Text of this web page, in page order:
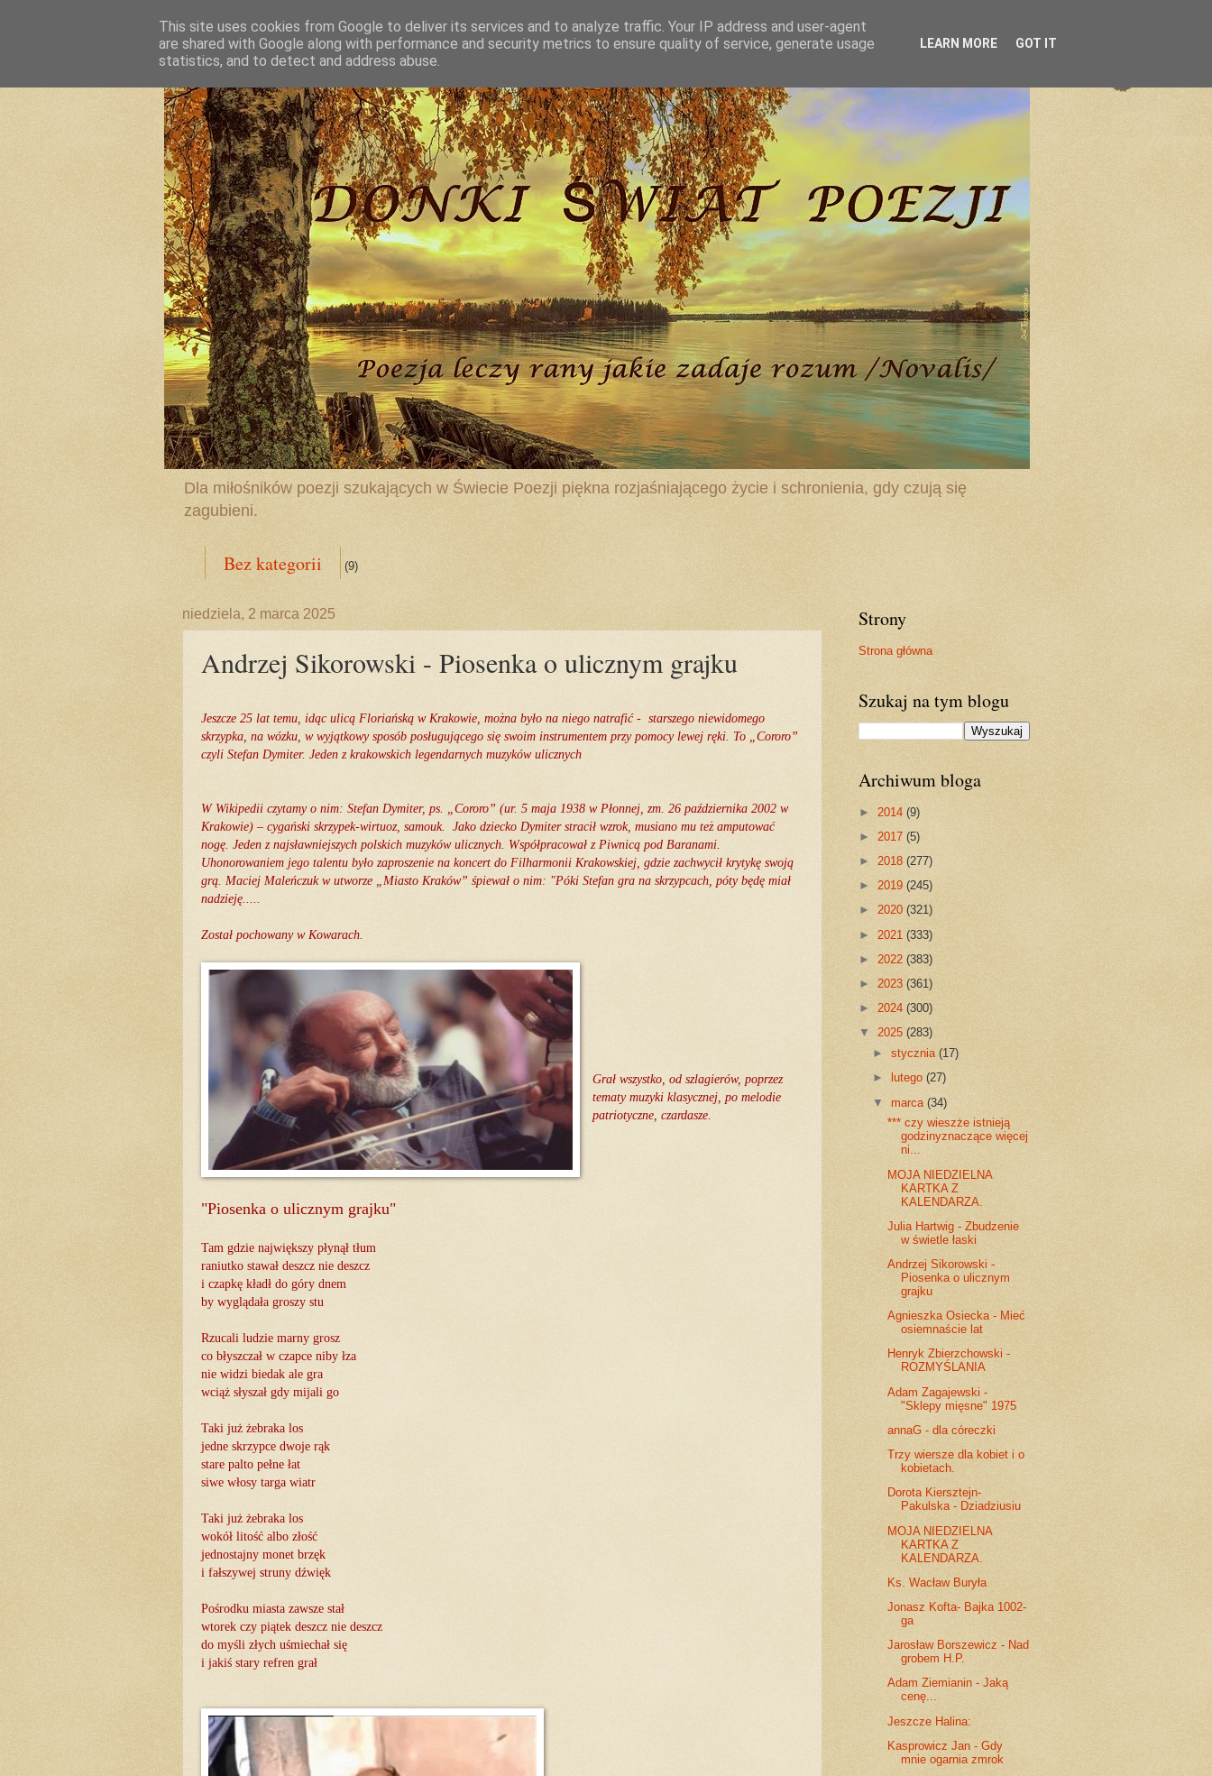
Dla miłośników poezji szukających w Świecie Poezji piękna rozjaśniającego życie i schronienia, gdy czują się
zagubieni.
Bez kategorii (9)
niedziela, 2 marca 2025
Andrzej Sikorowski - Piosenka o ulicznym grajku
Jeszcze 25 lat temu, idąc ulicą Floriańską w Krakowie, można było na niego natrafić - starszego niewidomego
skrzypka, na wózku, w wyjątkowy sposób posługującego się swoim instrumentem przy pomocy lewej ręki. To „Cororo”
czyli Stefan Dymiter. Jeden z krakowskich legendarnych muzyków ulicznych
W Wikipedii czytamy o nim: Stefan Dymiter, ps. „Cororo” (ur. 5 maja 1938 w Płonnej, zm. 26 października 2002 w
Krakowie) – cygański skrzypek-wirtuoz, samouk. Jako dziecko Dymiter stracił wzrok, musiano mu też amputować
nogę. Jeden z najsławniejszych polskich muzyków ulicznych. Współpracował z Piwnicą pod Baranami.
Uhonorowaniem jego talentu było zaproszenie na koncert do Filharmonii Krakowskiej, gdzie zachwycił krytykę swoją
grą. Maciej Maleńczuk w utworze „Miasto Kraków” śpiewał o nim: "Póki Stefan gra na skrzypcach, póty będę miał
nadzieję.....
Został pochowany w Kowarach.
Grał wszystko, od szlagierów, poprzez
tematy muzyki klasycznej, po melodie
patriotyczne, czardasze.
"Piosenka o ulicznym grajku"
Tam gdzie największy płynął tłum
raniutko stawał deszcz nie deszcz
i czapkę kładł do góry dnem
by wyglądała groszy stu
Rzucali ludzie marny grosz
co błyszczał w czapce niby łza
nie widzi biedak ale gra
wciąż słyszał gdy mijali go
Taki już żebraka los
jedne skrzypce dwoje rąk
stare palto pełne łat
siwe włosy targa wiatr
Taki już żebraka los
wokół litość albo złość
jednostajny monet brzęk
i fałszywej struny dźwięk
Pośrodku miasta zawsze stał
wtorek czy piątek deszcz nie deszcz
do myśli złych uśmiechał się
i jakiś stary refren grał
Strony
Strona główna
Szukaj na tym blogu
Archiwum bloga
► 2014 (9)
► 2017 (5)
► 2018 (277)
► 2019 (245)
► 2020 (321)
► 2021 (333)
► 2022 (383)
► 2023 (361)
► 2024 (300)
▼ 2025 (283)
►stycznia(17)
►
lutego(27)
▼marca(34)
*** czy wieszże istnieją
godzinyznaczące więcej
ni...
MOJA NIEDZIELNA
KARTKA Z
KALENDARZA.
Julia Hartwig - Zbudzenie
w świetle łaski
Andrzej Sikorowski -
Piosenka o ulicznym
grajku
Agnieszka Osiecka - Mieć
osiemnaście lat
Henryk Zbierzchowski -
ROZMYŚLANIA
Adam Zagajewski -
"Sklepy mięsne" 1975
annaG - dla córeczki
Trzy wiersze dla kobiet i o
kobietach.
Dorota Kiersztejn-
Pakulska - Dziadziusiu
MOJA NIEDZIELNA
KARTKA Z
KALENDARZA.
Ks. Wacław Buryła
Jonasz Kofta- Bajka 1002-
ga
Jarosław Borszewicz - Nad
grobem H.P.
Adam Ziemianin - Jaką
cenę...
Jeszcze Halina:
Kasprowicz Jan - Gdy
mnie ogarnia zmrok
This site uses cookies from Google to deliver its services and to analyze traffic. Your IP address and user-agent
are shared with Google along with performance and security metrics to ensure quality of service, generate usage
statistics, and to detect and address abuse.
LEARN MORE GOT IT